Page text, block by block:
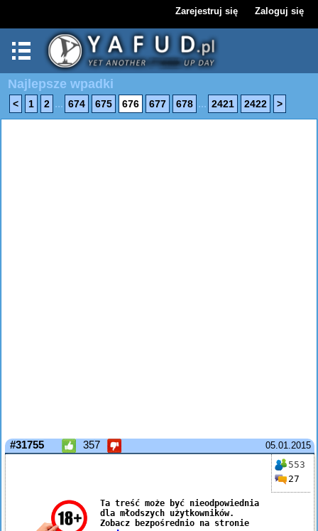
Zarejestruj się Zaloguj się
Najlepsze wpadki
< 1 2 ... 674 675 676 677 678 ... 2421 2422 >
05.01.2015
#31755 357
553
27